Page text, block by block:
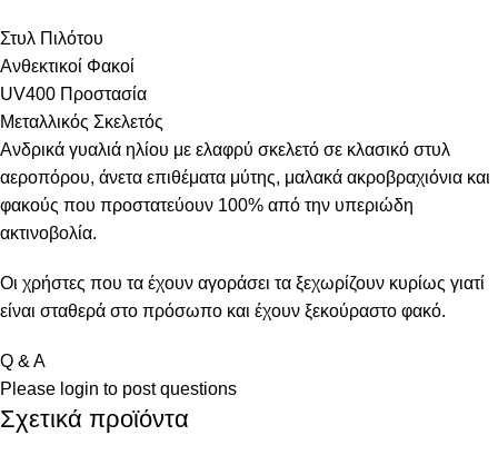
Στυλ Πιλότου
Ανθεκτικοί Φακοί
UV400 Προστασία
Μεταλλικός Σκελετός
Ανδρικά γυαλιά ηλίου με ελαφρύ σκελετό σε κλασικό στυλ
αεροπόρου, άνετα επιθέματα μύτης, μαλακά ακροβραχιόνια και
φακούς που προστατεύουν 100% από την υπεριώδη
ακτινοβολία.
Οι χρήστες που τα έχουν αγοράσει τα ξεχωρίζουν κυρίως γιατί
είναι σταθερά στο πρόσωπο και έχουν ξεκούραστο φακό.
Q & A
Please login to post questions
Σχετικά προϊόντα